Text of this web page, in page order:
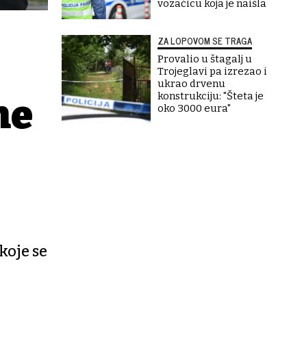
se
vozačicu koja je naišla
ZA LOPOVOM SE TRAGA
Provalio u štagalj u
Trojeglavi pa izrezao i
ukrao drvenu
konstrukciju: "Šteta je
oko 3000 eura"